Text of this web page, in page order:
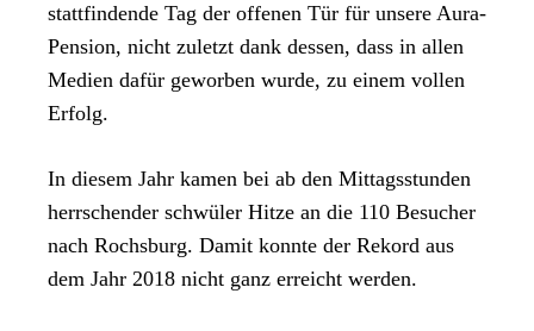
stattfindende Tag der offenen Tür für unsere Aura-
Pension, nicht zuletzt dank dessen, dass in allen
Medien dafür geworben wurde, zu einem vollen
Erfolg.
In diesem Jahr kamen bei ab den Mittagsstunden
herrschender schwüler Hitze an die 110 Besucher
nach Rochsburg. Damit konnte der Rekord aus
dem Jahr 2018 nicht ganz erreicht werden.